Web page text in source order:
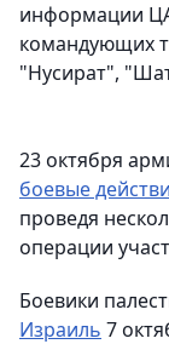
информации
командующих
"Нусират",
23 октября
боевые
проведя
операции
Боевики
Израиль 7